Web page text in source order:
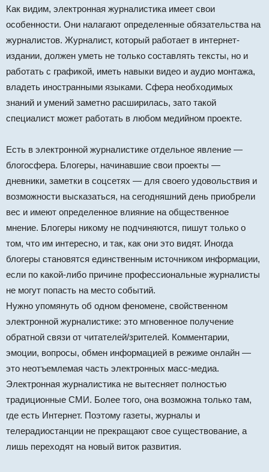
Как видим, электронная журналистика имеет свои
особенности. Они налагают определенные обязательства на
журналистов. Журналист, который работает в интернет-
издании, должен уметь не только составлять тексты, но и
работать с графикой, иметь навыки видео и аудио монтажа,
владеть иностранными языками. Сфера необходимых
знаний и умений заметно расширилась, зато такой
специалист может работать в любом медийном проекте.
Есть в электронной журналистике отдельное явление —
блогосфера. Блогеры, начинавшие свои проекты —
дневники, заметки в соцсетях — для своего удовольствия и
возможности высказаться, на сегодняшний день приобрели
вес и имеют определенное влияние на общественное
мнение. Блогеры никому не подчиняются, пишут только о
том, что им интересно, и так, как они это видят. Иногда
блогеры становятся единственным источником информации,
если по какой-либо причине профессиональные журналисты
не могут попасть на место событий.
Нужно упомянуть об одном феномене, свойственном
электронной журналистике: это мгновенное получение
обратной связи от читателей/зрителей. Комментарии,
эмоции, вопросы, обмен информацией в режиме онлайн —
это неотъемлемая часть электронных масс-медиа.
Электронная журналистика не вытесняет полностью
традиционные СМИ. Более того, она возможна только там,
где есть Интернет. Поэтому газеты, журналы и
телерадиостанции не прекращают свое существование, а
лишь переходят на новый виток развития.